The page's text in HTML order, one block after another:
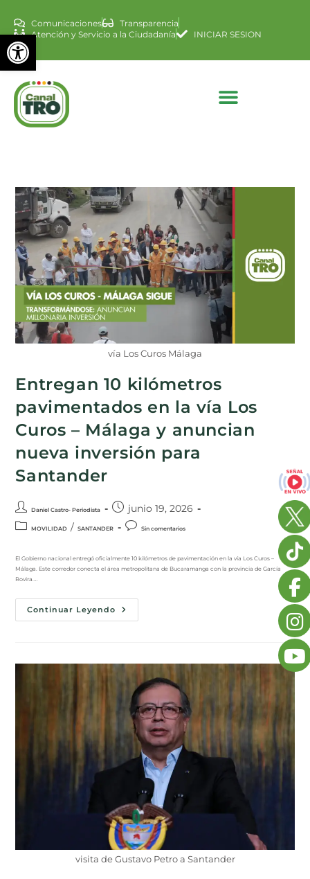
Abrir barra de
Comunicaciones
Transparencia
Atención y Servicio a la Ciudadanía
INICIAR SESION
vía Los Curos Málaga
Entregan 10 kilómetros
pavimentados en la vía Los
Curos – Málaga y anuncian
nueva inversión para
Santander
Daniel Castro- Periodista junio 19, 2026
MOVILIDAD / SANTANDER Sin comentarios
El Gobierno nacional entregó oficialmente 10 kilómetros de pavimentación en la vía Los Curos –
Málaga. Este corredor conecta el área metropolitana de Bucaramanga con la provincia de García
Rovira.…
Continuar Leyendo
visita de Gustavo Petro a Santander